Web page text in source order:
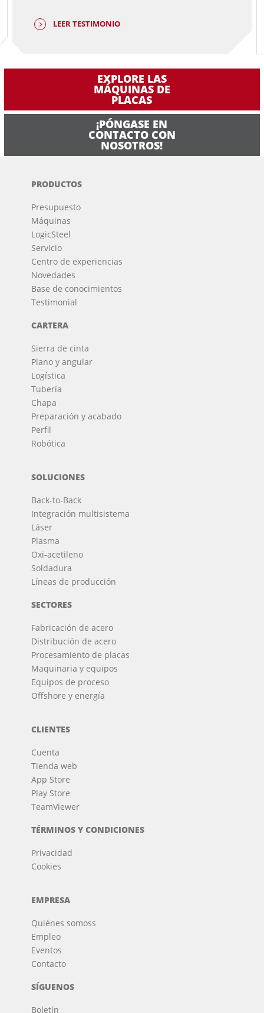
LEER TESTIMONIO
EXPLORE LAS
MÁQUINAS DE
PLACAS
¡PÓNGASE EN
CONTACTO CON
NOSOTROS!
PRODUCTOS
Presupuesto
Máquinas
LogicSteel
Servicio
Centro de experiencias
Novedades
Base de conocimientos
Testimonial
CARTERA
Sierra de cinta
Plano y angular
Logística
Tubería
Chapa
Preparación y acabado
Perfil
Robótica
SOLUCIONES
Back-to-Back
Integración multisistema
Láser
Plasma
Oxi-acetileno
Soldadura
Líneas de producción
SECTORES
Fabricación de acero
Distribución de acero
Procesamiento de placas
Maquinaria y equipos
Equipos de proceso
Offshore y energía
CLIENTES
Cuenta
Tienda web
App Store
Play Store
TeamViewer
TÉRMINOS Y CONDICIONES
Privacidad
Cookies
EMPRESA
Quiénes somoss
Empleo
Eventos
Contacto
SÍGUENOS
Boletín